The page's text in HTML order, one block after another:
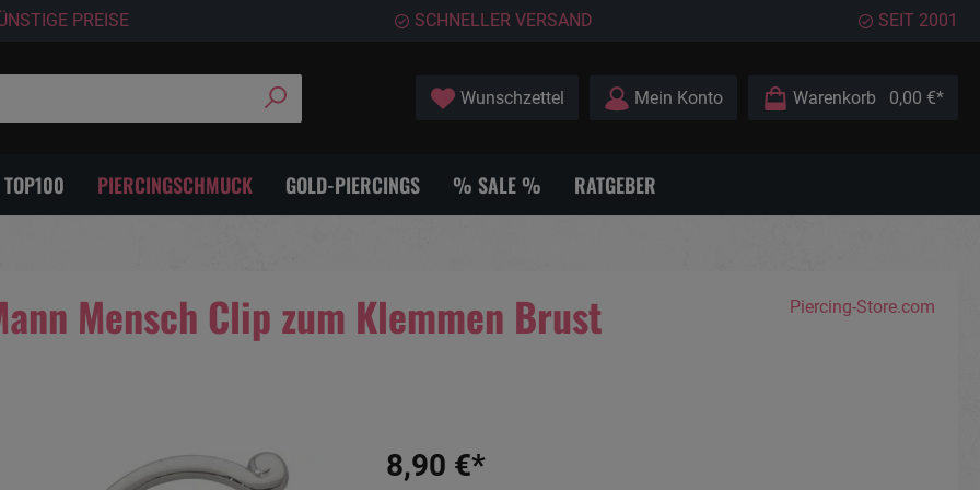
PREISE SCHNELLER VERSAND SEIT 2001
Wunschzettel Mein Konto Warenkorb 0,00 €*
PIERCINGSCHMUCK GOLD-PIERCINGS % SALE % RATGEBER
Mensch Clip zum Klemmen Brust Piercing-Store.com
8,90 €*